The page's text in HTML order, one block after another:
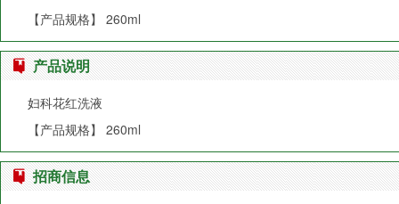
【产品规格】 260ml
产品说明
妇科花红洗液
【产品规格】 260ml
招商信息